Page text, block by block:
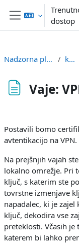
Preskoči na glavno
Stransko polje
dostop
Nadzorna plošča kpov
Vaje:
Postavili bomo
avtentikacijo na VPN.
Na prejšnjih vajah
lokalno omrežje. Pri
ključ, s katerim ste
tovrstne izmenjave
napadalec, ki je
ključ, dekodira vse
preteklosti. Včasih
katerem bi lahko